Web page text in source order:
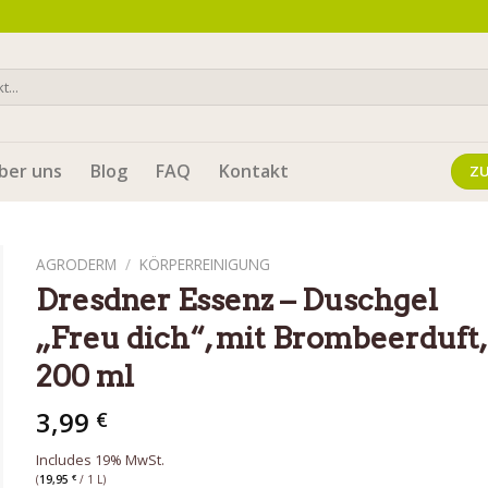
uns Blog FAQ Kontakt
AGRODERM / KÖRPERREINIGUNG
Dresdner Essenz – Duschgel
„Freu dich“, mit Brombeerduft,
200 ml
3,99 €
Includes 19% MwSt.
(19,95 €/ 1 L)